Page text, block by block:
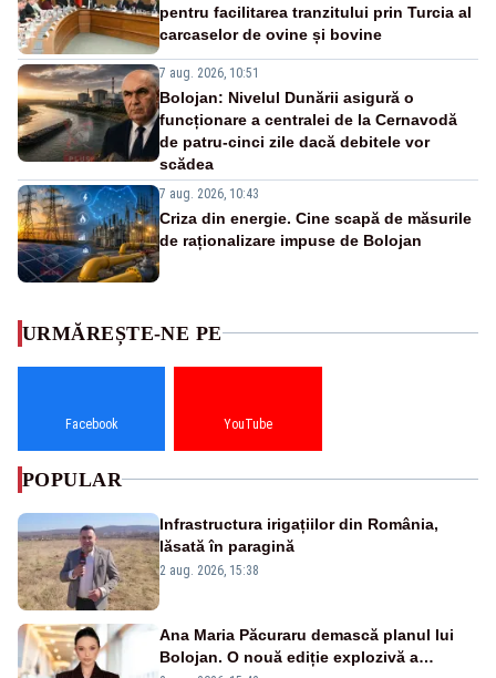
pentru facilitarea tranzitului prin Turcia al
carcaselor de ovine și bovine
7 aug. 2026, 10:51
Bolojan: Nivelul Dunării asigură o
funcționare a centralei de la Cernavodă
de patru-cinci zile dacă debitele vor
scădea
7 aug. 2026, 10:43
Criza din energie. Cine scapă de măsurile
de raționalizare impuse de Bolojan
URMĂREȘTE-NE PE
Facebook YouTube
POPULAR
Infrastructura irigațiilor din România,
lăsată în paragină
2 aug. 2026, 15:38
Ana Maria Păcuraru demască planul lui
Bolojan. O nouă ediție explozivă a